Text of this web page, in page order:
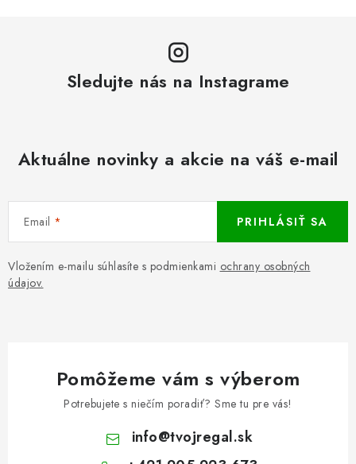
Sledujte nás na Instagrame
Aktuálne novinky a akcie na váš e-mail
Email
Vložením e-mailu súhlasíte s podmienkami ochrany osobných
údajov.
PRIHLÁSIŤ SA
Pomôžeme vám s výberom
Potrebujete s niečím poradiť? Sme tu pre vás!
info@tvojregal.sk